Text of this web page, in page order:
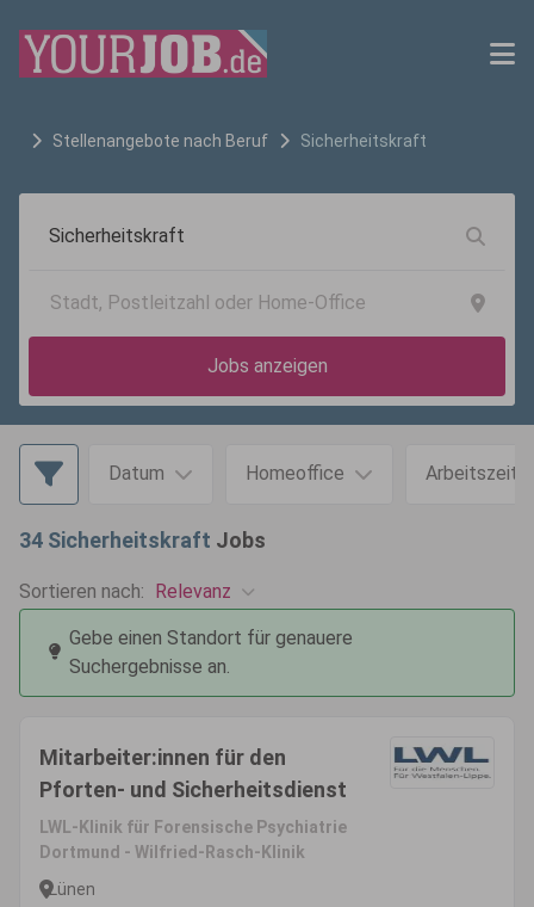
Stellenangebote nach Beruf Sicherheitskraft
Jobs anzeigen
Datum Homeoffice Arbeitszeit
34 Sicherheitskraft Jobs
Sortieren nach: Relevanz
Gebe einen Standort für genauere
Suchergebnisse an.
Mitarbeiter:innen für den
Pforten- und Sicherheitsdienst
LWL-Klinik für Forensische Psychiatrie
Dortmund - Wilfried-Rasch-Klinik
Lünen